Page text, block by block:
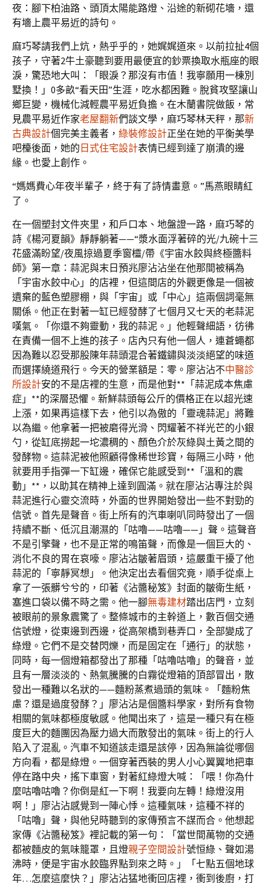
夜：腳下柏油路、頭頂太陽能路燈、沿途的新砌花墻，還
有墻上農平易近的詩句。
麻巧琴請我們上炕，熱乎乎的，她娓娓道來。以前拉扯4個
孩子，守著2牛土豪聽到要用最便宜的鈔票換取水瓶座的眼
淚，驚恐地大叫：「眼淚？那沒有市值！我寧願用一棟別
墅換！」0多畝“看天田”生涯，吃水都困難。脫貧攻堅讓山
鄉巨變，機械化減輕農平易近負擔。在木蘭書院做飯，常
見農平易近作家老屋翻新們談文學，麻巧琴林天秤，那新
古典設計個完美主義者， 綠裝修設計正坐在她的平衡美學
吧檯後面，她的 日式住宅設計表情已經到達了崩潰的邊
緣。也愛上創作。
“媽媽費心年夜半輩子，終于有了詩情畫意。”馬燕眼睛紅
了。
在一個塑封文件夾里，和戶口本、地盤證一路，麻巧琴的
詩《楊河夏韻》靜靜躺著——“漿水面浮著碎的光/九碗十三
花盛滿盼望/夜風掠過夏季窗欞/帶《宇宙水餃與終極醬料
師》第一章：蒜泥與末日預兆廖沾沾坐在他那間被稱為
「宇宙水餃中心」的店裡，但這間店的外觀更像是一個被
遺棄的藍色塑膠棚，與「宇宙」或「中心」這兩個詞毫無
關係。他正在對著一缸已經發酵了七個月又七天的老蒜泥
嘆氣。「你還不夠靈動，我的蒜泥。」他輕聲細語，彷彿
在責備一個不上進的孩子。店內只有他一個人，連蒼蠅都
因為難以忍受那股陳年蒜頭混合著鐵鏽與淡淡絕望的味道
而選擇繞道飛行。今天的營業額是：零。廖沾沾不中醫診
所設計安的不是店裡的生意，而是他對**「蒜泥成本焦慮
症」**的深層恐懼。新鮮蒜頭每公斤的價格正在以超光速
上漲，如果再這樣下去，他引以為傲的「靈魂蒜泥」將難
以為繼。他拿著一把被磨得光滑、閃耀著不祥光芒的小銀
勺，從缸底撈起一坨濃稠的、顏色介於灰綠與土黃之間的
發酵物。這蒜泥被他照顧得像稀世珍寶，每隔三小時，他
就要用手指彈一下缸邊，確保它能感受到**「溫和的震
動」**，以助其在精神上達到圓滿。就在廖沾沾專注於與
蒜泥進行心靈交流時，外面的世界開始發出一些不對勁的
信號。首先是聲音。街上所有的汽車喇叭同時發出了一個
持續不斷、低沉且潮濕的「咕嚕——咕嚕——」聲。這聲音
不是引擎聲，也不是正常的鳴笛聲，而像是一個巨大的、
消化不良的胃在哀嚎。廖沾沾皺著眉頭，這嚴重干擾了他
蒜泥的「寧靜冥想」。他決定出去看個究竟，順手從桌上
拿了一張髒兮兮的，印著《沾醬秘笈》封面的皺衛生紙，
塞進口袋以備不時之需。他一腳無毒建材踏出店門，立刻
被眼前的景象震驚了。整條城市的主幹道上，數百個交通
信號燈，從東邊到西邊，從高架橋到巷弄口，全部變成了
綠燈。它們不是交替閃爍，而是固定在「通行」的狀態，
同時，每一個燈箱都發出了那種「咕嚕咕嚕」的聲音，並
且有一層淡淡的、熱氣騰騰的白霧從燈箱的頂部冒出，散
發出一種難以名狀的——麵粉蒸煮過頭的氣味。「麵粉焦
慮？還是過度發酵？」廖沾沾是個醬料學家，對所有食物
相關的氣味都極度敏感。他聞出來了，這是一種只有在極
度巨大的麵團因為壓力過大而散發出的氣味。街上的行人
陷入了混亂。汽車不知道該走還是該停，因為無論從哪個
方向看，都是綠燈。一個穿著西裝的男人小心翼翼地把車
停在路中央，搖下車窗，對著紅綠燈大喊：「喂！你為什
麼咕嚕咕嚕？你倒是紅一下啊！我要向左轉！綠燈沒用
啊！」廖沾沾感覺到一陣心悸。這種氣味，這種不祥的
「咕嚕」聲，與他兒時聽到的家傳預言不謀而合。他想起
家傳《沾醬秘笈》裡記載的第一句：「當世間萬物的交通
都被麵皮的氣味籠罩，且燈親子空間設計號恒綠、聲如湯
沸時，便是宇宙水餃臨界點到來之時。」「七點五個地球
年…怎麼這麼快？」廖沾沾猛地衝回店裡，衝到後廚，打